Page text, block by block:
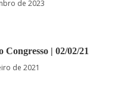
de 2023
Congresso | 02/02/21
de 2021